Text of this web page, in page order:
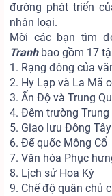
đường phát triển
nhân loại.
Mời các bạn tìm
Tranhbao gồm 17
1. Rạng đông của
2. Hy Lạp và La Mã
3. Ấn Độ và Trung
4. Đêm trường Trung
5. Giao lưu Đông Tây
6. Đế quốc Mông Cổ
7. Văn hóa Phục
8. Lịch sử Hoa Kỳ
9. Chế độ quân chủ